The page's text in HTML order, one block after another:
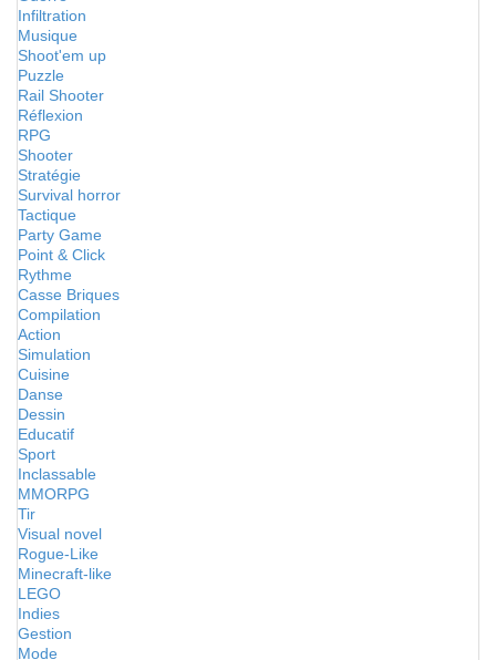
Infiltration
Musique
Shoot'em up
Puzzle
Rail Shooter
Réflexion
RPG
Shooter
Stratégie
Survival horror
Tactique
Party Game
Point & Click
Rythme
Casse Briques
Compilation
Action
Simulation
Cuisine
Danse
Dessin
Educatif
Sport
Inclassable
MMORPG
Tir
Visual novel
Rogue-Like
Minecraft-like
LEGO
Indies
Gestion
Mode